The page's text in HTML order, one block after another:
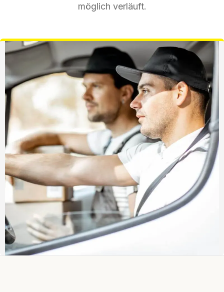
möglich verläuft.